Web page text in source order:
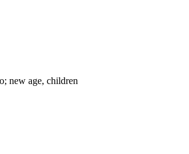
new age, children